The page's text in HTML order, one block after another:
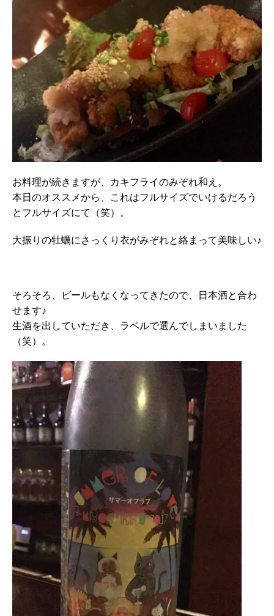
お料理が続きますが、カキフライのみぞれ和え。
本日のオススメから、これはフルサイズでいけるだろう
とフルサイズにて（笑）。
大振りの牡蠣にさっくり衣がみぞれと絡まって美味しい♪
そろそろ、ビールもなくなってきたので、日本酒と合わ
せます♪
生酒を出していただき、ラベルで選んでしまいました
（笑）。